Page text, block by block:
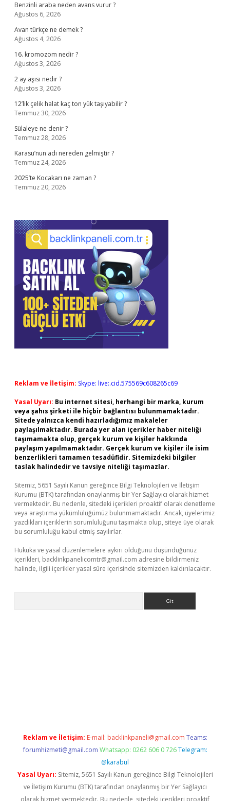
Benzinli araba neden avans vurur ?
Ağustos 6, 2026
Avan türkçe ne demek ?
Ağustos 4, 2026
16. kromozom nedir ?
Ağustos 3, 2026
2 ay aşısı nedir ?
Ağustos 3, 2026
12’lik çelik halat kaç ton yük taşıyabilir ?
Temmuz 30, 2026
Sülaleye ne denir ?
Temmuz 28, 2026
Karasu’nun adı nereden gelmiştir ?
Temmuz 24, 2026
2025’te Kocakarı ne zaman ?
Temmuz 20, 2026
Reklam ve İletişim: Skype: live:.cid.575569c608265c69
Yasal Uyarı: Bu internet sitesi, herhangi bir marka, kurum
veya şahıs şirketi ile hiçbir bağlantısı bulunmamaktadır.
Sitede yalnızca kendi hazırladığımız makaleler
paylaşılmaktadır. Burada yer alan içerikler haber niteliği
taşımamakta olup, gerçek kurum ve kişiler hakkında
paylaşım yapılmamaktadır. Gerçek kurum ve kişiler ile isim
benzerlikleri tamamen tesadüfidir. Sitemizdeki bilgiler
taslak halindedir ve tavsiye niteliği taşımazlar.
Sitemiz, 5651 Sayılı Kanun gereğince Bilgi Teknolojileri ve İletişim
Kurumu (BTK) tarafından onaylanmış bir Yer Sağlayıcı olarak hizmet
vermektedir. Bu nedenle, sitedeki içerikleri proaktif olarak denetleme
veya araştırma yükümlülüğümüz bulunmamaktadır. Ancak, üyelerimiz
yazdıkları içeriklerin sorumluluğunu taşımakta olup, siteye üye olarak
bu sorumluluğu kabul etmiş sayılırlar.
Hukuka ve yasal düzenlemelere aykırı olduğunu düşündüğünüz
içerikleri, backlinkpanelicomtr@gmail.com adresine bildirmeniz
halinde, ilgili içerikler yasal süre içerisinde sitemizden kaldırılacaktır.
Reklam ve İletişim: E-mail: backlinkpaneli@gmail.com Teams:
forumhizmeti@gmail.com Whatsapp: 0262 606 0 726 Telegram:
@karabul
Yasal Uyarı: Sitemiz, 5651 Sayılı Kanun gereğince Bilgi Teknolojileri
ve İletişim Kurumu (BTK) tarafından onaylanmış bir Yer Sağlayıcı
olarak hizmet vermektedir. Bu nedenle, sitedeki içerikleri proaktif